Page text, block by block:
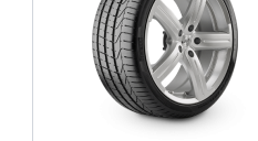
PZ4(*)